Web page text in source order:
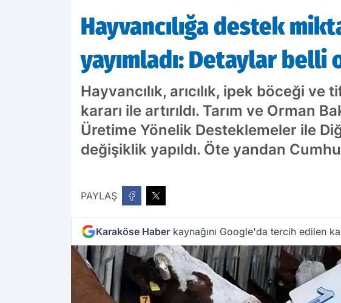
Hayvancılığa destek
yayımladı: Detaylar belli
Hayvancılık, arıcılık, ipek böceği
kararı ile artırıldı. Tarım ve Orman
Üretime Yönelik Desteklemeler ile
değişiklik yapıldı. Öte yandan
PAYLAŞ
Karaköse Haber kaynağını Google'da tercih edilen